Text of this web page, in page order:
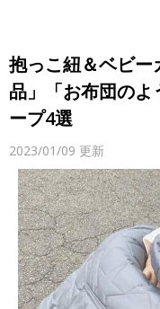
抱っこ紐＆ベビ
品」「お布団の
ープ4選
2023/01/09 更新